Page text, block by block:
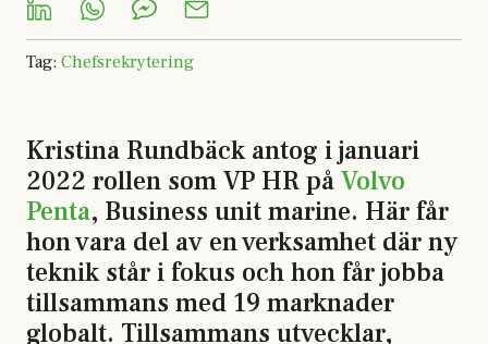
Tag: Chefsrekrytering
Kristina Rundbäck antog i januari
2022 rollen som VP HR påVolvo
Penta, Business unit marine. Här får
hon vara del av en verksamhet där ny
teknik står i fokus och hon får jobba
tillsammans med 19 marknader
globalt. Tillsammans utvecklar,